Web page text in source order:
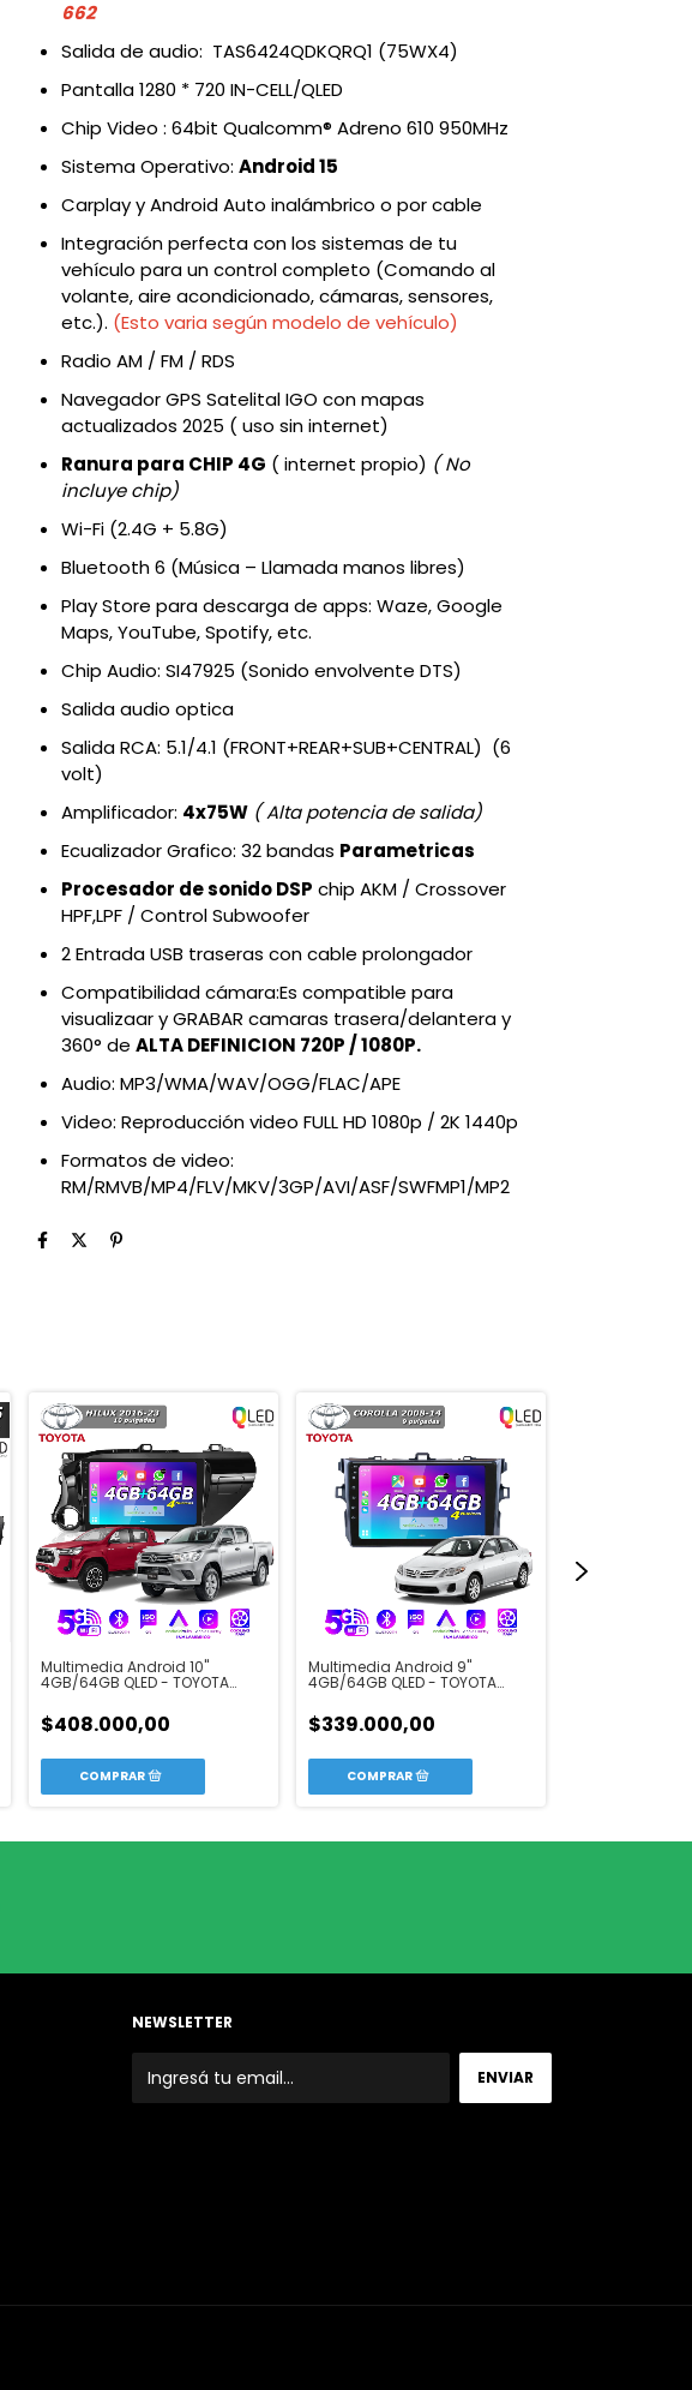
662
Salida de audio: TAS6424QDKQRQ1 (75WX4)
Pantalla 1280 * 720 IN-CELL/QLED
Chip Video : 64bit Qualcomm® Adreno 610 950MHz
Sistema Operativo: Android 15
Carplay y Android Auto inalámbrico o por cable
Integración perfecta con los sistemas de tu
vehículo para un control completo (Comando al
volante, aire acondicionado, cámaras, sensores,
etc.). (Esto varia según modelo de vehículo)
Radio AM / FM / RDS
Navegador GPS Satelital IGO con mapas
actualizados 2025 ( uso sin internet)
Ranura para CHIP 4G ( internet propio) ( No
incluye chip)
Wi-Fi (2.4G + 5.8G)
Bluetooth 6 (Música – Llamada manos libres)
Play Store para descarga de apps: Waze, Google
Maps, YouTube, Spotify, etc.
Chip Audio: SI47925 (Sonido envolvente DTS)
Salida audio optica
Salida RCA: 5.1/4.1 (FRONT+REAR+SUB+CENTRAL) (6
volt)
Amplificador: 4x75W ( Alta potencia de salida)
Ecualizador Grafico: 32 bandas Parametricas
Procesador de sonido DSP chip AKM / Crossover
HPF,LPF / Control Subwoofer
2 Entrada USB traseras con cable prolongador
Compatibilidad cámara:Es compatible para
visualizaar y GRABAR camaras trasera/delantera y
360° de ALTA DEFINICION 720P / 1080P.
Audio: MP3/WMA/WAV/OGG/FLAC/APE
Video: Reproducción video FULL HD 1080p / 2K 1440p
Formatos de video:
RM/RMVB/MP4/FLV/MKV/3GP/AVI/ASF/SWFMP1/MP2
Multimedia Android 10"
4GB/64GB QLED - TOYOTA
$408.000,00
Multimedia Android 9"
4GB/64GB QLED - TOYOTA
$339.000,00
NEWSLETTER